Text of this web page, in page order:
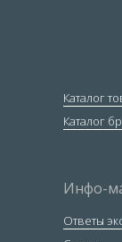
Каталог
Каталог
Инфо-
Ответы